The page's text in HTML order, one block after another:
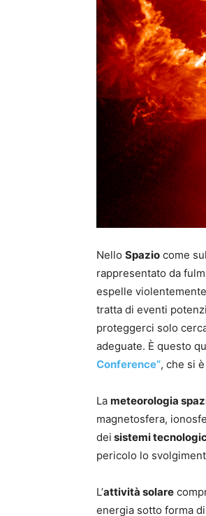
Nello Spazio come
rappresentato da
espelle
tratta di eventi
proteggerci solo
adeguate. È questo
Conference”, che si
La meteorologia
magnetosfera,
dei sistemi
pericolo lo
L’attività solare
energia sotto forma di